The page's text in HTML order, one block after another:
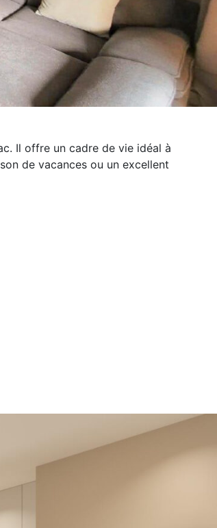
Il offre un cadre de vie idéal à
de vacances ou un excellent